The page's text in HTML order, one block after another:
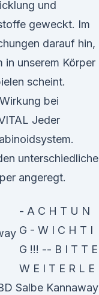
und
geweckt. Im
darauf hin,
in unserem Körper
scheint.
bei
Jeder
unterschiedliche
angeregt.
- A C H T U N
G - W I C H T I
G !!! -- B I T T E
W E I T E R L E
Salbe Kannaway